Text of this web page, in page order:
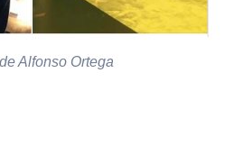
Alfonso Ortega